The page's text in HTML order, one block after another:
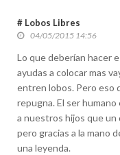
# Lobos Libres
04/05/2015 14:56
Lo que deberían hacer
ayudas a colocar mas
entren lobos. Pero eso
repugna. El ser
a nuestros hijos que un
pero gracias a la mano
una leyenda.